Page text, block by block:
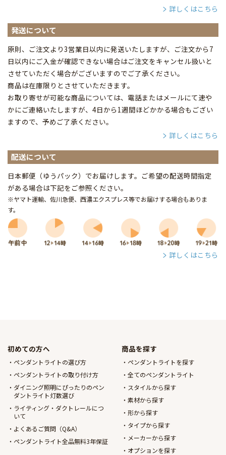
詳しくはこちら
発送について
原則、ご注文より3営業日以内に発送いたしますが、ご注文から7
日以内にご入金が確認できない場合はご注文をキャンセル扱いと
させていただく場合がございますのでご了承ください。
商品は在庫限りとさせていただきます。
お取り寄せが可能な商品については、電話またはメールにて速や
かにご連絡いたしますが、4日から1週間ほどかかる場合もござい
ますので、予めご了承ください。
詳しくはこちら
配送について
日本郵便（ゆうパック）でお届けします。ご希望の配送時間指定
がある場合は下記をご参照ください。
※ヤマト運輸、佐川急便、西濃エクスプレス等でお届けする場合もありま
す。
詳しくはこちら
初めての方へ
ペンダントライトの選び方
ペンダントライトの取り付け方
ダイニング照明にぴったりのペン
ダントライト灯数選び
ライティング・ダクトレールにつ
いて
よくあるご質問（Q&A）
ペンダントライト全品無料3年保証
商品を探す
ペンダントライトを探す
全てのペンダントライト
スタイルから探す
素材から探す
形から探す
タイプから探す
メーカーから探す
オプションを探す